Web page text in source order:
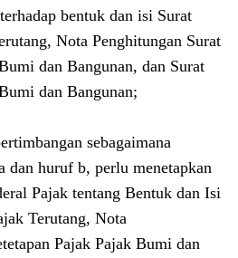
bentuk dan isi Surat
Nota Penghitungan Surat
dan Bangunan, dan Surat
dan Bangunan;
sebagaimana
dan huruf b, perlu menetapkan
Pajak tentang Bentuk dan Isi
Terutang, Nota
Pajak Pajak Bumi dan